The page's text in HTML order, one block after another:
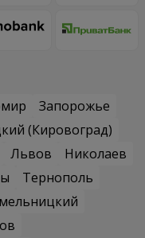
Запорожье
(Кировоград)
Львов
Николаев
Тернополь